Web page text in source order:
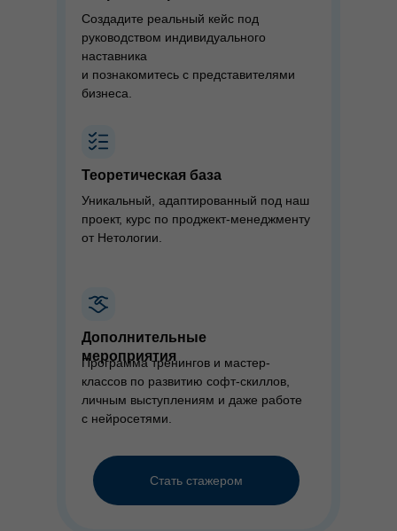
Стать стажером
Создадите реальный кейс под
руководством индивидуального
наставника
и познакомитесь с представителями
бизнеса.
Теоретическая база
Уникальный, адаптированный под наш
проект, курс по проджект-менеджменту
от Нетологии.
Дополнительные
мероприятия
Программа тренингов и мастер-
классов по развитию софт-скиллов,
личным выступлениям и даже работе
с нейросетями.